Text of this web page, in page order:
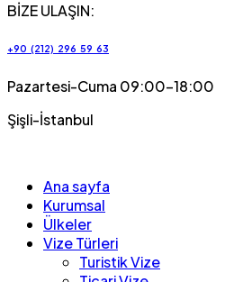
BİZE ULAŞIN:
+90 (212) 296 59 63
Pazartesi-Cuma 09:00-18:00
Şişli-İstanbul
Ana sayfa
Kurumsal
Ülkeler
Vize Türleri
Turistik Vize